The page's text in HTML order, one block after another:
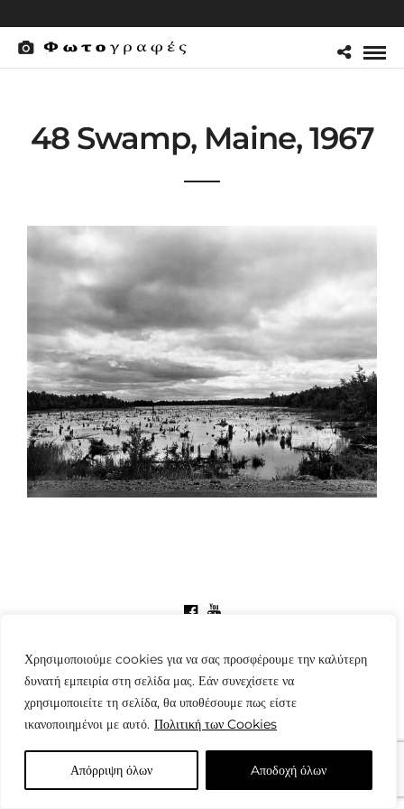
Χρησιμοποιούμε cookies για να σας προσφέρουμε την καλύτερη
δυνατή εμπειρία στη σελίδα μας. Εάν συνεχίσετε να
χρησιμοποιείτε τη σελίδα, θα υποθέσουμε πως είστε
ικανοποιημένοι με αυτό. Πολιτική των Cookies
Απόρριψη όλων Aποδοχή όλων
48 Swamp, Maine, 1967